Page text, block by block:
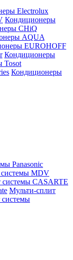
Electrolux
Кондиционеры
CHiQ
AQUA
EUROHOFF
Кондиционеры
Tosot
Кондиционеры
Panasonic
MDV
системы CASARTE
Мульти-сплит
системы